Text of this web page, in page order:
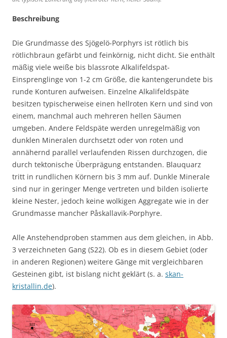
Beschreibung
Die Grundmasse des Sjögelö-Porphyrs ist rötlich bis
rötlichbraun gefärbt und feinkörnig, nicht dicht. Sie enthält
mäßig viele weiße bis blassrote Alkalifeldspat-
Einsprenglinge von 1-2 cm Größe, die kantengerundete bis
runde Konturen aufweisen. Einzelne Alkalifeldspäte
besitzen typischerweise einen hellroten Kern und sind von
einem, manchmal auch mehreren hellen Säumen
umgeben. Andere Feldspäte werden unregelmäßig von
dunklen Mineralen durchsetzt oder von roten und
annähernd parallel verlaufenden Rissen durchzogen, die
durch tektonische Überprägung entstanden. Blauquarz
tritt in rundlichen Körnern bis 3 mm auf. Dunkle Minerale
sind nur in geringer Menge vertreten und bilden isolierte
kleine Nester, jedoch keine wolkigen Aggregate wie in der
Grundmasse mancher Påskallavik-Porphyre.
Alle Anstehendproben stammen aus dem gleichen, in Abb.
3 verzeichneten Gang (S22). Ob es in diesem Gebiet (oder
in anderen Regionen) weitere Gänge mit vergleichbaren
Gesteinen gibt, ist bislang nicht geklärt (s. a. skan-
kristallin.de).